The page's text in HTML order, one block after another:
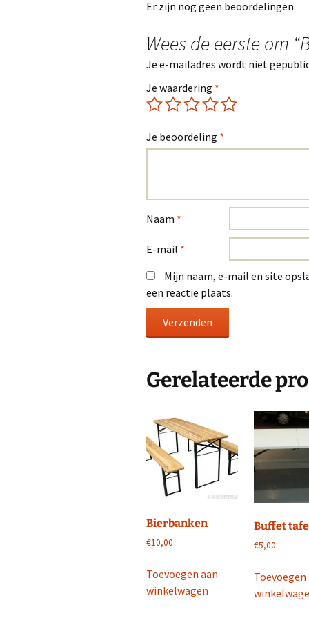
Er zijn nog geen beoordelingen.
Wees de eerste om
Je e-mailadres wordt niet
Je waardering *
Je beoordeling *
Naam *
E-mail *
Mijn naam, e-mail en site
een reactie plaats.
Gerelateerde
Bierbanken
€10,00
Toevoegen aan
winkelwagen
Buffet
€5,00
Toevoegen